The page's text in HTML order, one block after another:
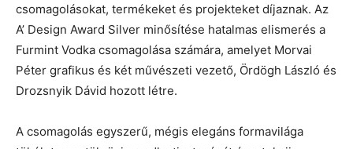
csomagolásokat, termékeket és projekteket díjaznak. Az
A’ Design Award Silver minősítése hatalmas elismerés a
Furmint Vodka csomagolása számára, amelyet Morvai
Péter grafikus és két művészeti vezető, Ördögh László és
Drozsnyik Dávid hozott létre.
A csomagolás egyszerű, mégis elegáns formavilága